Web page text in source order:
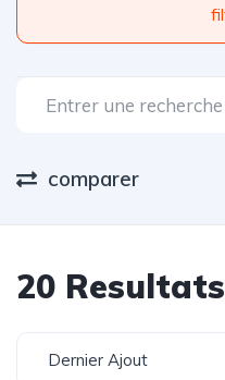
comparer
20 Resultats
Dernier Ajout